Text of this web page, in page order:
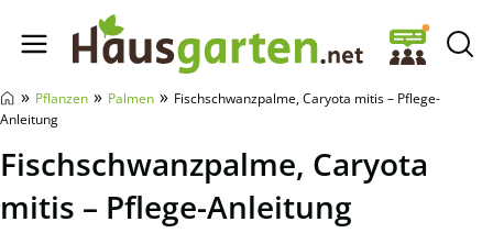
Hausgarten.net
» Pflanzen » Palmen » Fischschwanzpalme, Caryota mitis – Pflege-
Anleitung
Fischschwanzpalme, Caryota
mitis – Pflege-Anleitung